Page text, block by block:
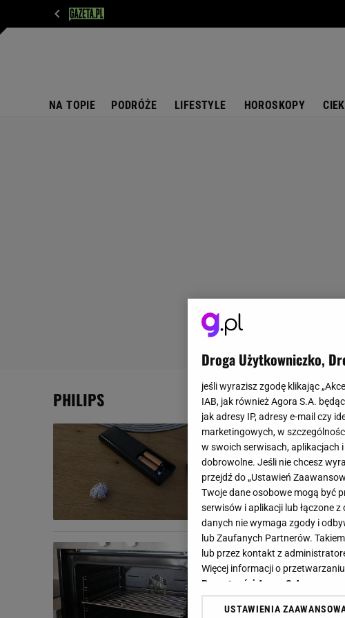
NA TOPIE PODRÓŻE LIFESTYLE HOROSKOPY
PHILIPS
Zamiast biec do
może uratować
Pilot przestał
wiele osób rezygnuje
OLED PHILIPS SAMSUNG
Airfryer czy
sprzęt jest
Airfryer coraz
kosztach są jednak
Droga Użytkowniczko,
jeśli wyrazisz zgodę klikając
IAB, jak również Agora S.A.
jak adresy IP, adresy e-mail czy
marketingowych, w
w swoich serwisach, aplikacjach
dobrowolne. Jeśli nie chcesz
przejdź do „Ustawień
Twoje dane osobowe mogą być
serwisów i aplikacji lub łączone
danych nie wymaga zgody i
lub Zaufanych Partnerów.
lub przez kontakt z
Więcej informacji o
Prywatności Agora S.A.
Klikając „Akceptuję” wyrażasz
USTAWIENIA